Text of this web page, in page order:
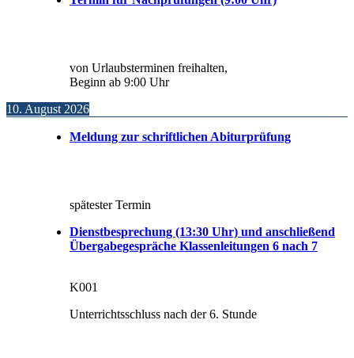
von Urlaubsterminen freihalten,
Beginn ab 9:00 Uhr
10. August 2026
Meldung zur schriftlichen Abiturprüfung
spätester Termin
Dienstbesprechung (13:30 Uhr) und anschließend
Übergabegespräche Klassenleitungen 6 nach 7
K001
Unterrichtsschluss nach der 6. Stunde